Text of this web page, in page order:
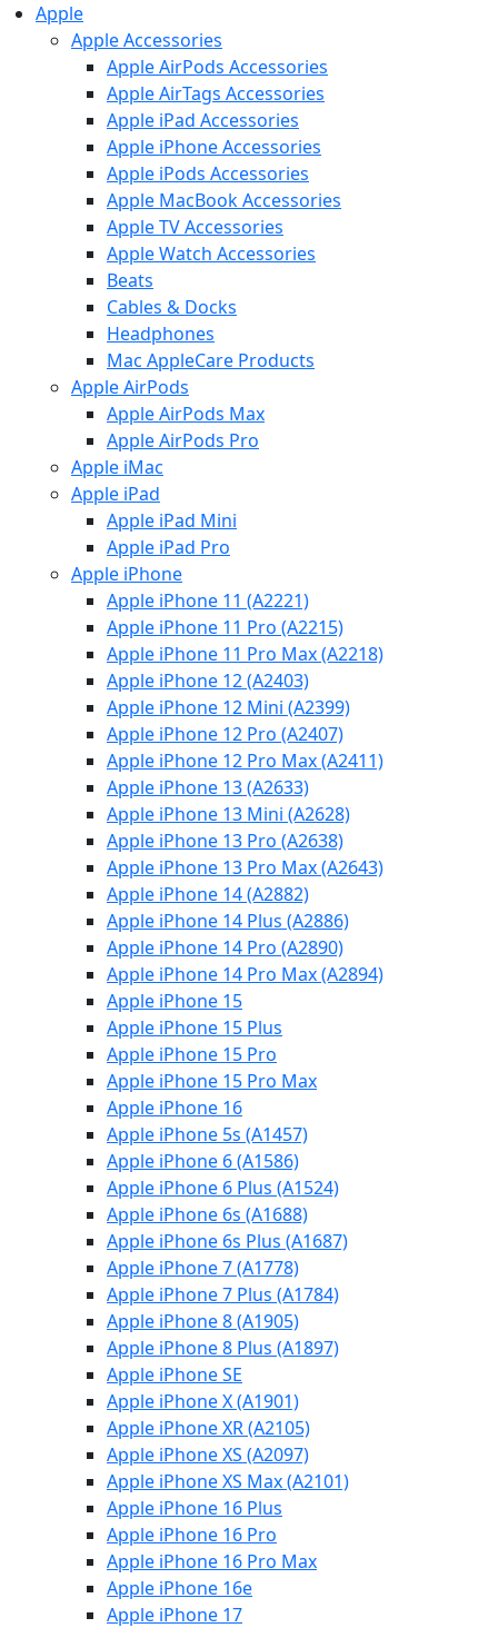
Apple
Apple Accessories
Apple AirPods Accessories
Apple AirTags Accessories
Apple iPad Accessories
Apple iPhone Accessories
Apple iPods Accessories
Apple MacBook Accessories
Apple TV Accessories
Apple Watch Accessories
Beats
Cables & Docks
Headphones
Mac AppleCare Products
Apple AirPods
Apple AirPods Max
Apple AirPods Pro
Apple iMac
Apple iPad
Apple iPad Mini
Apple iPad Pro
Apple iPhone
Apple iPhone 11 (A2221)
Apple iPhone 11 Pro (A2215)
Apple iPhone 11 Pro Max (A2218)
Apple iPhone 12 (A2403)
Apple iPhone 12 Mini (A2399)
Apple iPhone 12 Pro (A2407)
Apple iPhone 12 Pro Max (A2411)
Apple iPhone 13 (A2633)
Apple iPhone 13 Mini (A2628)
Apple iPhone 13 Pro (A2638)
Apple iPhone 13 Pro Max (A2643)
Apple iPhone 14 (A2882)
Apple iPhone 14 Plus (A2886)
Apple iPhone 14 Pro (A2890)
Apple iPhone 14 Pro Max (A2894)
Apple iPhone 15
Apple iPhone 15 Plus
Apple iPhone 15 Pro
Apple iPhone 15 Pro Max
Apple iPhone 16
Apple iPhone 5s (A1457)
Apple iPhone 6 (A1586)
Apple iPhone 6 Plus (A1524)
Apple iPhone 6s (A1688)
Apple iPhone 6s Plus (A1687)
Apple iPhone 7 (A1778)
Apple iPhone 7 Plus (A1784)
Apple iPhone 8 (A1905)
Apple iPhone 8 Plus (A1897)
Apple iPhone SE
Apple iPhone X (A1901)
Apple iPhone XR (A2105)
Apple iPhone XS (A2097)
Apple iPhone XS Max (A2101)
Apple iPhone 16 Plus
Apple iPhone 16 Pro
Apple iPhone 16 Pro Max
Apple iPhone 16e
Apple iPhone 17